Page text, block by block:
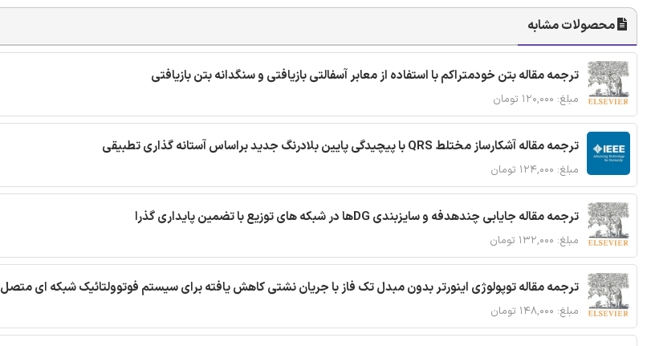
محصولات مشابه
ترجمه مقاله بتن خودمتراکم با استفاده از معابر آسفالتی بازیافتی و سنگدانه بتن بازیافتی
مبلغ: ۱۲۰,۰۰۰ تومان
ترجمه مقاله آشکارساز مختلط QRS با پیچیدگی پایین بلادرنگ جدید براساس آستانه گذاری تطبیقی
مبلغ: ۱۲۴,۰۰۰ تومان
ترجمه مقاله جایابی چندهدفه و سایزبندی DGها در شبکه های توزیع با تضمین پایداری گذرا
مبلغ: ۱۳۲,۰۰۰ تومان
ترجمه مقاله توپولوژی اینورتر بدون مبدل تک فاز با جریان نشتی کاهش یافته برای سیستم فوتوولتائیک شبکه ای متصل
مبلغ: ۱۴۸,۰۰۰ تومان